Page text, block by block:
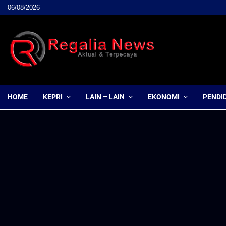
06/08/2026
HOME KEPRI LAIN – LAIN EKONOMI